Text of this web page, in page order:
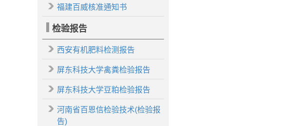
福建百威核准通知书
检验报告
西安有机肥料检测报告
屏东科技大学禽粪检验报告
屏东科技大学豆粕检验报告
河南省百恩信检验技术(检验报
告)